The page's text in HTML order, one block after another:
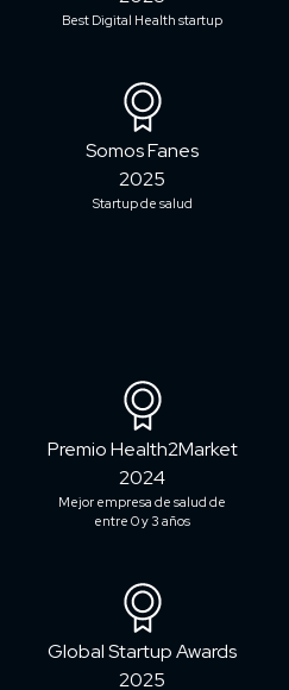
Best Digital Health startup
Somos Fanes
2025
Startup de salud
Premio Health2Market
2024
Mejor empresa de salud de
entre 0 y 3 años
Global Startup Awards
2025